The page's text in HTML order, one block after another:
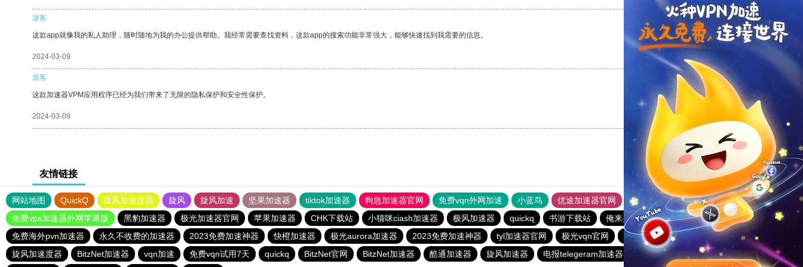
游客
这款app就像我的私人助理，随时随地为我的办公提供帮助。我经常需要查找资料，这款app的搜索功能非常强大，能够快速找到我需要的信息。
2024-03-09 反对
游客
这款加速器VPM应用程序已经为我们带来了无限的隐私保护和安全性保护。
2024-03-09 反对[0]
友情链接
网站地图 QuickQ 旋风加速度器 旋风 旋风加速 坚果加速器 tiktok加速器 狗急加速器官网 免费vqn外网加速 小蓝鸟 优途加速器官网 风驰加速器 旋风加速器
八戒看书
免费vps加速器外网苹果版
黑豹加速器 极光加速器官网 苹果加速器 CHK下载站 小猫咪ciash加速器 极风加速器 quickq 书游下载站 俺来买下载站
黑豹加速器
免费海外pvn加速器
永久不收费的加速器 2023免费加速神器 快橙加速器 极光aurora加速器 2023免费加速神器 tyl加速器官网 极光vqn官网 极光加速器 西柚加速器
CC加速器
旋风加速度器
BitzNet加速器 vqn加速 免费vqn试用7天 quickq BitzNet官网 BitzNet加速器 酷通加速器 旋风加速器 电报telegeram加速器 暴雪加速器vp
永久免费vqn加速外网